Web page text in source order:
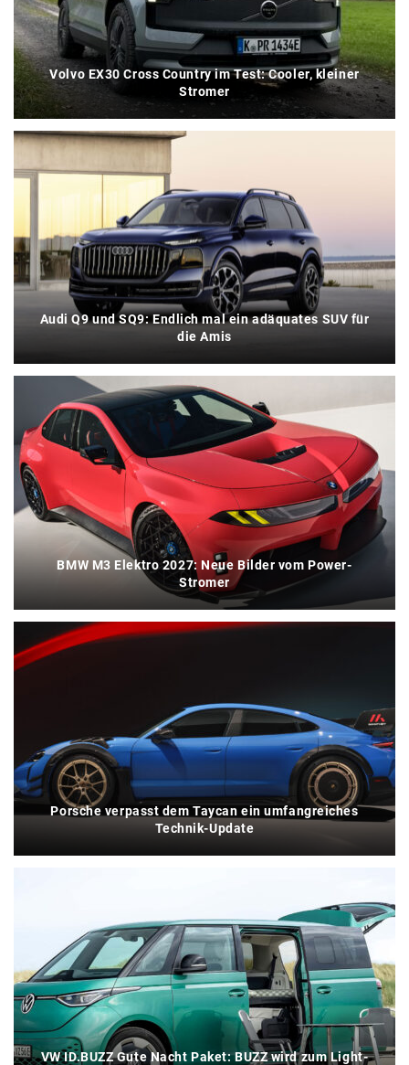
Volvo EX30 Cross Country im Test: Cooler, kleiner
Stromer
Audi Q9 und SQ9: Endlich mal ein adäquates SUV für
die Amis
BMW M3 Elektro 2027: Neue Bilder vom Power-
Stromer
Porsche verpasst dem Taycan ein umfangreiches
Technik-Update
VW ID.BUZZ Gute Nacht Paket: BUZZ wird zum Light-